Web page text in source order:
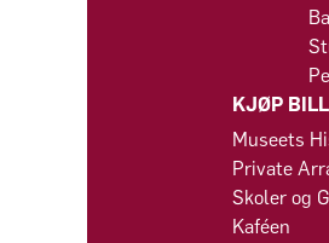
KJØP
Museets
Private
Skoler og
Kaféen